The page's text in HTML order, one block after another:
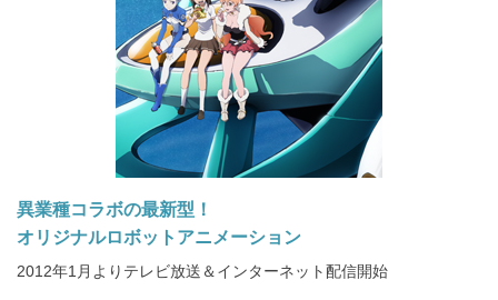
異業種コラボの最新型！
オリジナルロボットアニメーション
2012年1月よりテレビ放送＆インターネット配信開始